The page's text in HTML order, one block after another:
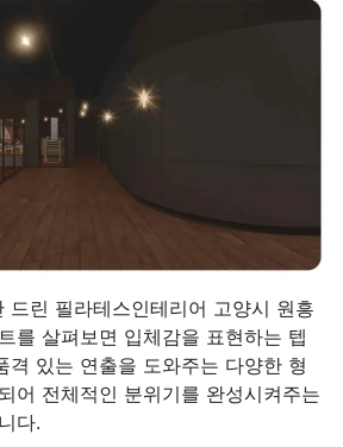
드린 필라테스인테리어 고양시 원흥
를 살펴보면 입체감을 표현하는 텝
격 있는 연출을 도와주는 다양한 형
어 전체적인 분위기를 완성시켜주는
다.